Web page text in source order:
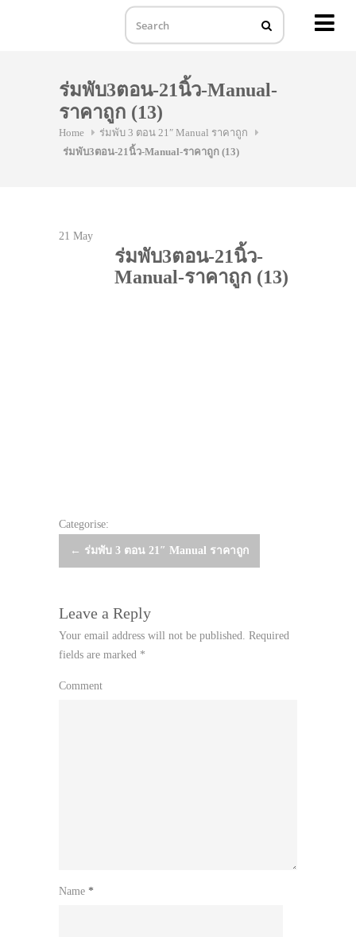
ร่มพับ3ตอน-21นิ้ว-Manual-
ราคาถูก (13)
Home
ร่มพับ 3 ตอน 21″ Manual ราคาถูก
ร่มพับ3ตอน-21นิ้ว-Manual-ราคาถูก (13)
21 May
ร่มพับ3ตอน-21นิ้ว-
Manual-ราคาถูก (13)
Categorise:
Post
← ร่มพับ 3 ตอน 21″ Manual ราคาถูก
Leave a Reply
Your email address will not be published. Required
fields are marked *
Comment
Name *